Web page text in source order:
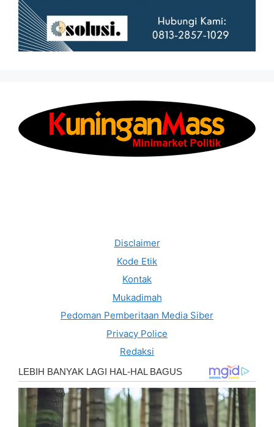
Disclaimer
Kode Etik
Kontak
Mukadimah
Pedoman Pemberitaan Media Siber
Privacy Police
Redaksi